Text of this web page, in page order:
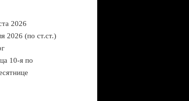
2026
2026 (по ст.ст.)
10-я по